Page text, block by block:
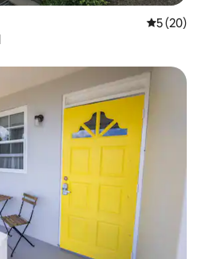
Średnia
5 (20)